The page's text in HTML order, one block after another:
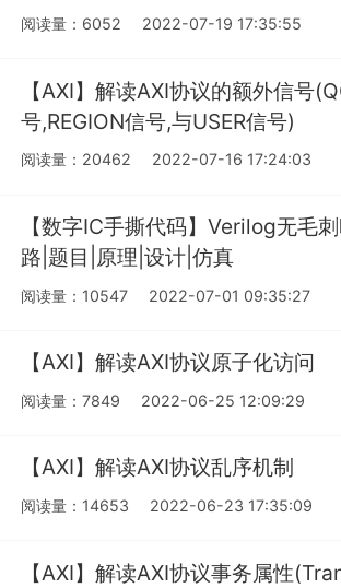
阅读量：6052 2022-07-19 17:35:55
【AXI】解读AXI协议的额外信号
号,REGION信号,与USER信号)
阅读量：20462 2022-07-16 17:24:03
【数字IC手撕代码】Verilog无毛
路|题目|原理|设计|仿真
阅读量：10547 2022-07-01 09:35:27
【AXI】解读AXI协议原子化访问
阅读量：7849 2022-06-25 12:09:29
【AXI】解读AXI协议乱序机制
阅读量：14653 2022-06-23 17:35:09
【AXI】解读AXI协议事务属性